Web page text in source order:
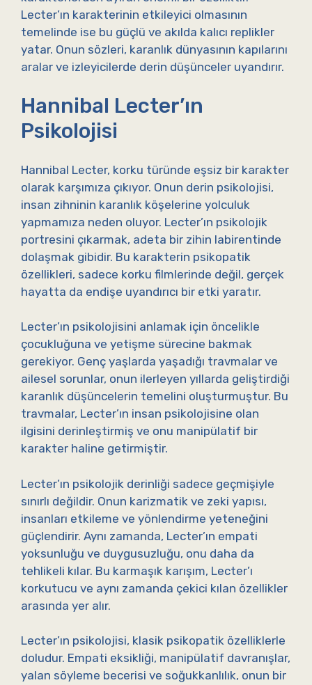
Lecter’ın karakterinin etkileyici olmasının
temelinde ise bu güçlü ve akılda kalıcı replikler
yatar. Onun sözleri, karanlık dünyasının kapılarını
aralar ve izleyicilerde derin düşünceler uyandırır.
Hannibal Lecter’ın
Psikolojisi
Hannibal Lecter, korku türünde eşsiz bir karakter
olarak karşımıza çıkıyor. Onun derin psikolojisi,
insan zihninin karanlık köşelerine yolculuk
yapmamıza neden oluyor. Lecter’ın psikolojik
portresini çıkarmak, adeta bir zihin labirentinde
dolaşmak gibidir. Bu karakterin psikopatik
özellikleri, sadece korku filmlerinde değil, gerçek
hayatta da endişe uyandırıcı bir etki yaratır.
Lecter’ın psikolojisini anlamak için öncelikle
çocukluğuna ve yetişme sürecine bakmak
gerekiyor. Genç yaşlarda yaşadığı travmalar ve
ailesel sorunlar, onun ilerleyen yıllarda geliştirdiği
karanlık düşüncelerin temelini oluşturmuştur. Bu
travmalar, Lecter’ın insan psikolojisine olan
ilgisini derinleştirmiş ve onu manipülatif bir
karakter haline getirmiştir.
Lecter’ın psikolojik derinliği sadece geçmişiyle
sınırlı değildir. Onun karizmatik ve zeki yapısı,
insanları etkileme ve yönlendirme yeteneğini
güçlendirir. Aynı zamanda, Lecter’ın empati
yoksunluğu ve duygusuzluğu, onu daha da
tehlikeli kılar. Bu karmaşık karışım, Lecter’ı
korkutucu ve aynı zamanda çekici kılan özellikler
arasında yer alır.
Lecter’ın psikolojisi, klasik psikopatik özelliklerle
doludur. Empati eksikliği, manipülatif davranışlar,
yalan söyleme becerisi ve soğukkanlılık, onun bir